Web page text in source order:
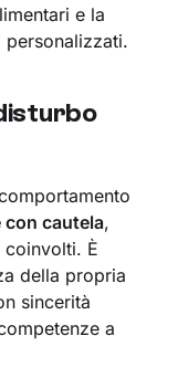
e la
personalizzati.
con cautela,
È
della propria
sincerità
a